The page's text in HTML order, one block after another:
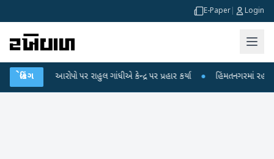
E-Paper Login
બ્રેકિંગ
લીકના આરોપો પર રાહુલ ગાંધીએ કેન્દ્ર પર પ્રહાર કર્યા ● હિંમતનગરમાં રહસ્યમય